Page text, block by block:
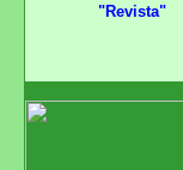
"Revista"